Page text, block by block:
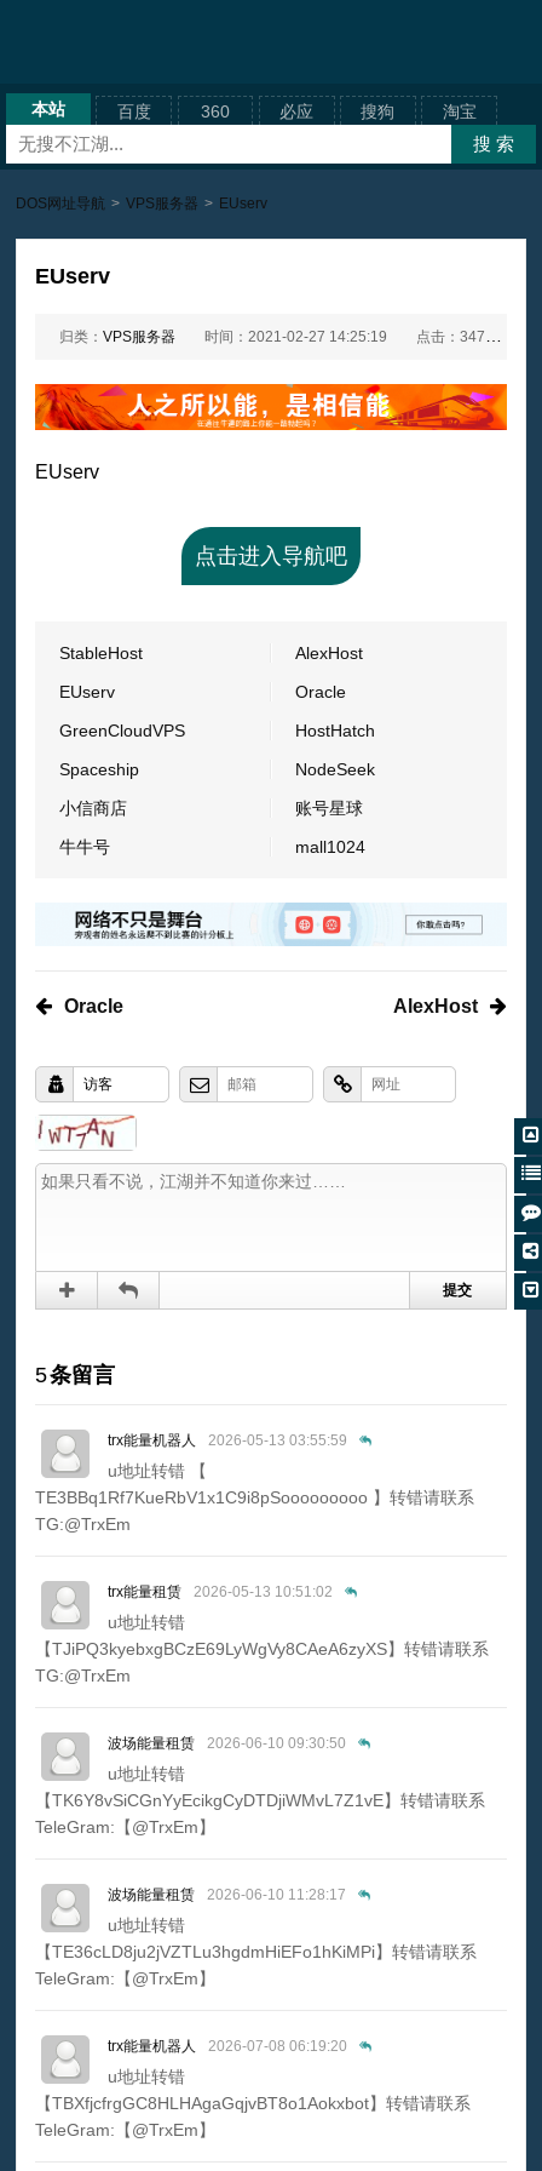
本站 百度 360 必应 搜狗 淘宝
DOS网址导航 > VPS服务器 > EUserv
EUserv
归类：VPS服务器 时间：2021-02-27 14:25:19 点击：3472次
EUserv
点击进入导航吧
StableHost
AlexHost
EUserv
Oracle
GreenCloudVPS
HostHatch
Spaceship
NodeSeek
小信商店
账号星球
牛牛号
mall1024
Oracle AlexHost
5条留言
trx能量机器人 2026-05-13 03:55:59
u地址转错 【
TE3BBq1Rf7KueRbV1x1C9i8pSooooooooo 】转错请联系
TG:@TrxEm
trx能量租赁 2026-05-13 10:51:02
u地址转错
【TJiPQ3kyebxgBCzE69LyWgVy8CAeA6zyXS】转错请联系
TG:@TrxEm
波场能量租赁 2026-06-10 09:30:50
u地址转错
【TK6Y8vSiCGnYyEcikgCyDTDjiWMvL7Z1vE】转错请联系
TeleGram:【@TrxEm】
波场能量租赁 2026-06-10 11:28:17
u地址转错
【TE36cLD8ju2jVZTLu3hgdmHiEFo1hKiMPi】转错请联系
TeleGram:【@TrxEm】
trx能量机器人 2026-07-08 06:19:20
u地址转错
【TBXfjcfrgGC8HLHAgaGqjvBT8o1Aokxbot】转错请联系
TeleGram:【@TrxEm】